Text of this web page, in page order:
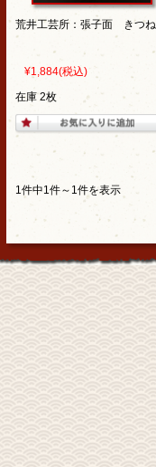
荒井工芸所：張子面 きつね
¥1,884(税込)
在庫 2枚
1件中1件～1件を表示